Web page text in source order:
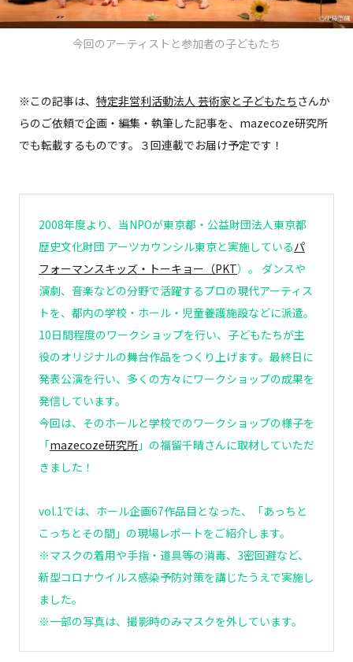
今回のアーティストと参加者の子どもたち
※この記事は、 特定非営利活動法人 芸術家と子どもたち さんか
らのご依頼で企画・編集・執筆した記事を、mazecoze研究所
でも転載するものです。３回連載でお届け予定です！
2008年度より、当NPOが東京都・公益財団法人東京都
歴史文化財団 アーツカウンシル東京と実施しているパ
フォーマンスキッズ・トーキョー（PKT）。 ダンスや
演劇、音楽などの分野で活躍するプロの現代アーティス
トを、都内の学校・ホール・児童養護施設などに派遣。
10日間程度のワークショップを行い、子どもたちが主
役のオリジナルの舞台作品をつくり上げます。最終日に
発表公演を行い、多くの方々にワークショップの成果を
発信しています。
今回は、そのホールと学校でのワークショップの様子を
「mazecoze研究所 」の福留千晴さんに取材していただ
きました！
vol.1では、ホール企画67作品目となった、「あっちと
こっちとその間」の現場レポートをご紹介します。
※マスクの着用や手指・道具等の消毒、3密回避など、
新型コロナウイルス感染予防対策を講じたうえで実施し
ました。
※一部の写真は、撮影時のみマスクを外しています。